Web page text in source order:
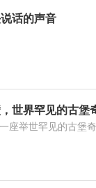
话的声音
世界罕见的古堡
举世罕见的古堡奇